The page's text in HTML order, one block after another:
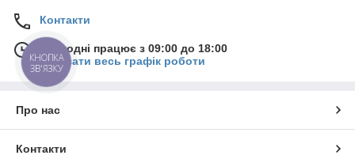
Контакти
Сьогодні працює з 09:00 до 18:00
Показати весь графік роботи
Про нас
Контакти
КНОПКА
ЗВ'ЯЗКУ